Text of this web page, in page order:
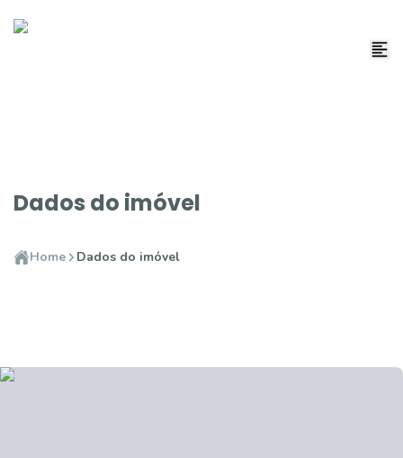
Dados do imóvel
Home Dados do imóvel